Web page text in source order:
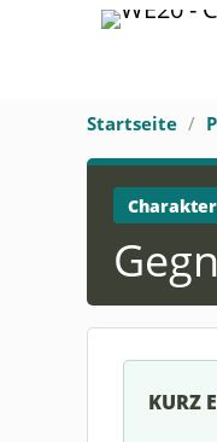
Startseite
KURZ